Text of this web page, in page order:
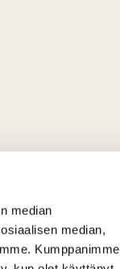
median
median,
Kumppanimme